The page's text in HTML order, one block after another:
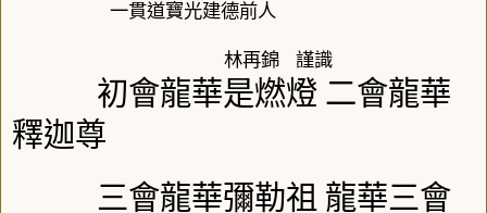
一貫道寶光建德前人
林再錦 謹識
初會龍華是燃燈 二會龍華
釋迦尊
三會龍華彌勒祖 龍華三會